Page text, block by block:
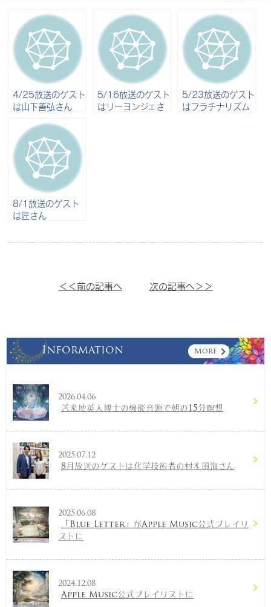
4/25放送のゲスト
は山下善弘さん
5/16放送のゲスト
はリーヨンジェさ
5/23放送のゲスト
はフラチナリズム
8/1放送のゲスト
は匠さん
＜＜前の記事へ 次の記事へ＞＞
Information More
2026.04.06
苫米地英人博士の機能音源で朝の15分瞑想
2025.07.12
8月放送のゲストは化学技術者の村木風海さん
2025.06.08
「Blue Letter」がApple Music公式プレイリ
ストに
2024.12.08
Apple Music公式プレイリストに